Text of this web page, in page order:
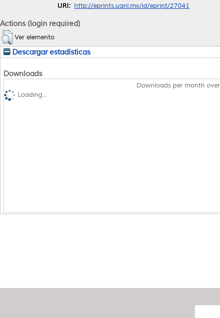
URI: http://eprints.uanl.mx/id/eprint/27041
Actions (login required)
Ver elemento
Descargar estadísticas
Downloads
Downloads per month
Loading...